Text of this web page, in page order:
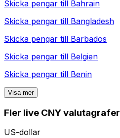
Skicka pengar till Bahrain
Skicka pengar till Bangladesh
Skicka pengar till Barbados
Skicka pengar till Belgien
Skicka pengar till Benin
Visa mer
Fler live CNY valutagrafer
US-dollar